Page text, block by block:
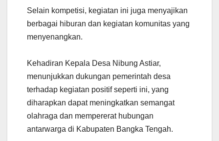
Selain kompetisi, kegiatan ini juga menyajikan
berbagai hiburan dan kegiatan komunitas yang
menyenangkan.
Kehadiran Kepala Desa Nibung Astiar,
menunjukkan dukungan pemerintah desa
terhadap kegiatan positif seperti ini, yang
diharapkan dapat meningkatkan semangat
olahraga dan mempererat hubungan
antarwarga di Kabupaten Bangka Tengah.